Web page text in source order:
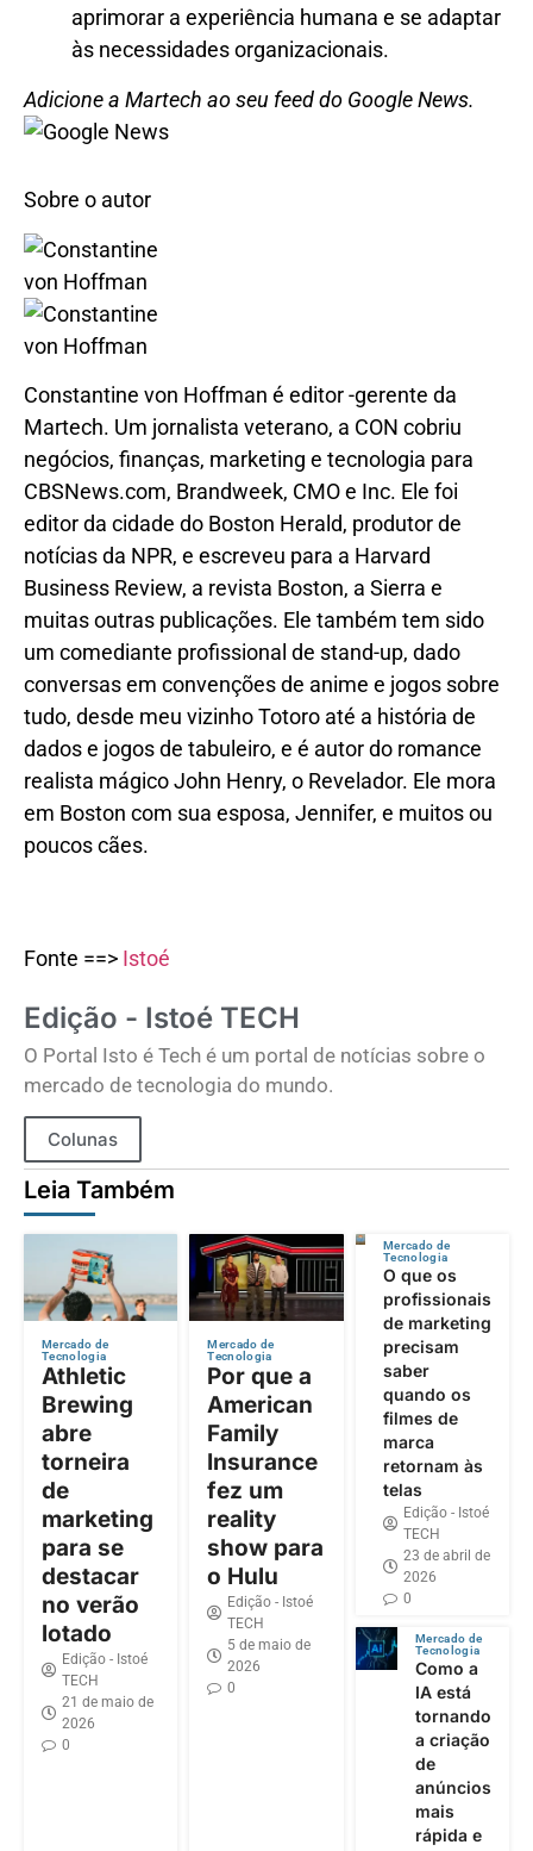
aprimorar a experiência humana e se adaptar
às necessidades organizacionais.
Adicione a Martech ao seu feed do Google News.
Sobre o autor
Constantine von Hoffman é editor -gerente da
Martech. Um jornalista veterano, a CON cobriu
negócios, finanças, marketing e tecnologia para
CBSNews.com, Brandweek, CMO e Inc. Ele foi
editor da cidade do Boston Herald, produtor de
notícias da NPR, e escreveu para a Harvard
Business Review, a revista Boston, a Sierra e
muitas outras publicações. Ele também tem sido
um comediante profissional de stand-up, dado
conversas em convenções de anime e jogos sobre
tudo, desde meu vizinho Totoro até a história de
dados e jogos de tabuleiro, e é autor do romance
realista mágico John Henry, o Revelador. Ele mora
em Boston com sua esposa, Jennifer, e muitos ou
poucos cães.
Fonte ==> Istoé
Edição - Istoé TECH
O Portal Isto é Tech é um portal de notícias sobre o
mercado de tecnologia do mundo.
Colunas
Leia Também
Mercado de
Tecnologia
Athletic
Brewing
abre
torneira
de
marketing
para se
destacar
no verão
lotado
Edição - Istoé
TECH
21 de maio de
2026
0
Mercado de
Tecnologia
Por que a
American
Family
Insurance
fez um
reality
show para
o Hulu
Edição - Istoé
TECH
5 de maio de
2026
0
Mercado de
Tecnologia
O que os
profissionais
de marketing
precisam
saber
quando os
filmes de
marca
retornam às
telas
Edição - Istoé
TECH
23 de abril de
2026
0
Mercado de
Tecnologia
Como a
IA está
tornando
a criação
de
anúncios
mais
rápida e